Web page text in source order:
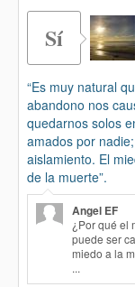
Sí
“Es muy natural
abandono nos
quedarnos solos
amados por
aislamiento. El
de la muerte”.
Angel EF
¿Por qué el
puede ser
miedo a la
...